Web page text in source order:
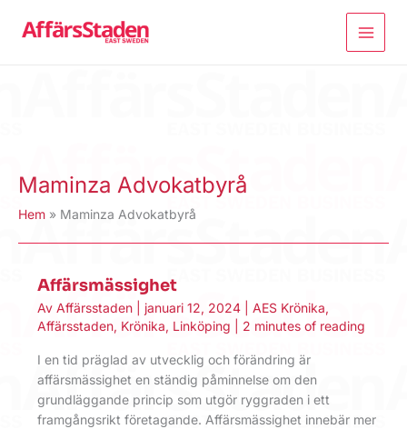
Maminza Advokatbyrå
Hem Maminza Advokatbyrå
Affärsmässighet
Av Affärsstaden januari 12, 2024 AES Krönika,
Affärsstaden, Krönika, Linköping 2 minutes of reading
I en tid präglad av utvecklig och förändring är
affärsmässighet en ständig påminnelse om den
grundläggande princip som utgör ryggraden i ett
framgångsrikt företagande. Affärs­mässighet innebär mer